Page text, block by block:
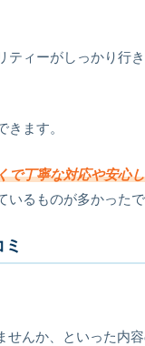
ティーがしっかり行
ます。
で丁寧な対応や安心
いるものが多かった
せんか、といった内